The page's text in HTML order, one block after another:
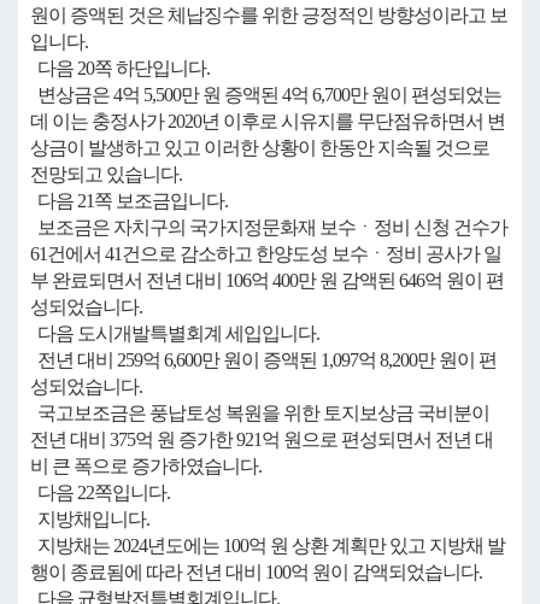
원이 증액된 것은 체납징수를 위한 긍정적인 방향성이라고 보
입니다.
다음 20쪽 하단입니다.
변상금은 4억 5,500만 원 증액된 4억 6,700만 원이 편성되었는
데 이는 충정사가 2020년 이후로 시유지를 무단점유하면서 변
상금이 발생하고 있고 이러한 상황이 한동안 지속될 것으로
전망되고 있습니다.
다음 21쪽 보조금입니다.
보조금은 자치구의 국가지정문화재 보수ㆍ정비 신청 건수가
61건에서 41건으로 감소하고 한양도성 보수ㆍ정비 공사가 일
부 완료되면서 전년 대비 106억 400만 원 감액된 646억 원이 편
성되었습니다.
다음 도시개발특별회계 세입입니다.
전년 대비 259억 6,600만 원이 증액된 1,097억 8,200만 원이 편
성되었습니다.
국고보조금은 풍납토성 복원을 위한 토지보상금 국비분이
전년 대비 375억 원 증가한 921억 원으로 편성되면서 전년 대
비 큰 폭으로 증가하였습니다.
다음 22쪽입니다.
지방채입니다.
지방채는 2024년도에는 100억 원 상환 계획만 있고 지방채 발
행이 종료됨에 따라 전년 대비 100억 원이 감액되었습니다.
다음 균형발전특별회계입니다.